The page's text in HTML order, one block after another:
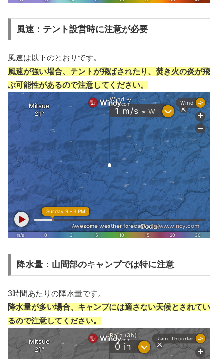
風速：テント設営時に注意が必要
風速は以下のとおりです。
風速が強い場合、テントが飛ばされたり、焚き火の炎が飛
ぶ可能性があるので注意してください。
降水量：山間部のキャンプでは特に注意
3時間あたりの降水量です。
降水量が多い場合、キャンプには適さない天候とされてい
るので注意してください。